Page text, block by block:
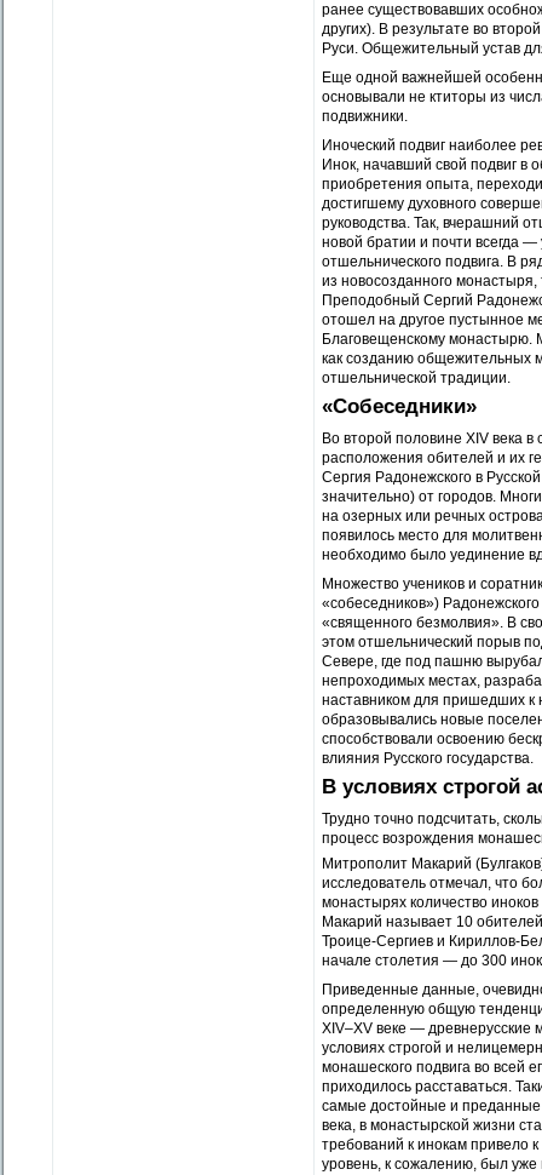
ранее существовавших
других). В результате во
Руси. Общежительный устав
Еще одной важнейшей
основывали не ктиторы из
подвижники.
Иноческий подвиг наиболее
Инок, начавший свой подвиг в
приобретения опыта,
достигшему духовного
руководства. Так, вчерашний
новой братии и почти всегда
отшельнического подвига. В
из новосозданного
Преподобный Сергий
отошел на другое пустынное
Благовещенскому монастырю.
как созданию общежительных
отшельнической традиции.
«Собеседники»
Во второй половине XIV века
расположения обителей и их
Сергия Радонежского в
значительно) от городов.
на озерных или речных
появилось место для
необходимо было уединение
Множество учеников и
«собеседников»)
«священного безмолвия». В
этом отшельнический порыв
Севере, где под пашню
непроходимых местах,
наставником для пришедших к
образовывались новые
способствовали освоению
влияния Русского государства.
В условиях строгой
Трудно точно подсчитать,
процесс возрождения
Митрополит Макарий
исследователь отмечал, что
монастырях количество
Макарий называет 10
Троице-Сергиев и Кириллов-
начале столетия — до 300
Приведенные данные,
определенную общую
XIV–XV веке — древнерусские
условиях строгой и
монашеского подвига во всей
приходилось расставаться.
самые достойные и преданные
века, в монастырской жизни
требований к инокам привело
уровень, к сожалению, был уже